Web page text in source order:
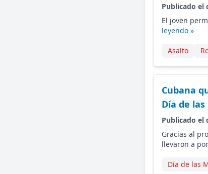
Publicado el
El joven
leyendo »
Asalto
Cubana
Día de
Publicado el
Gracias al
llevaron a
Día de las